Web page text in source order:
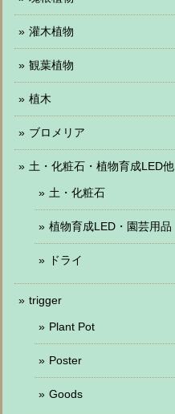
灌木植物
観葉植物
植木
ブロメリア
土・化粧石・植物育成LED他
土・化粧石
植物育成LED・園芸用品
ドライ
trigger
Plant Pot
Poster
Goods